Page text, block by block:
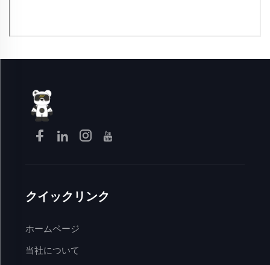
クイックリンク
ホームページ
当社について